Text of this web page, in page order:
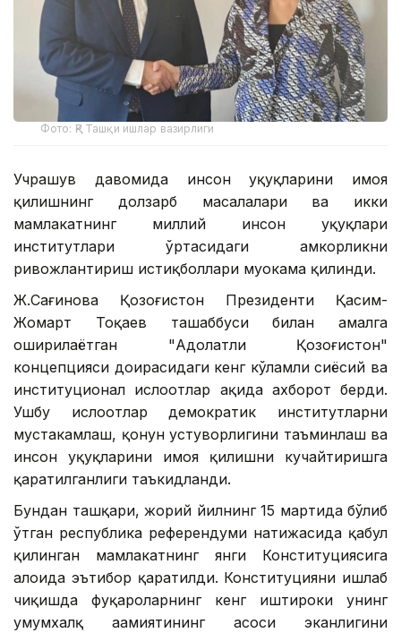
Фото: ҚР Ташқи ишлар вазирлиги
Учрашув давомида инсон ҳуқуқларини ҳимоя
қилишнинг долзарб масалалари ва икки
мамлакатнинг миллий инсон ҳуқуқлари
институтлари ўртасидаги ҳамкорликни
ривожлантириш истиқболлари муҳокама қилинди.
Ж.Сағинова Қозоғистон Президенти Қасим-
Жомарт Тоқаев ташаббуси билан амалга
оширилаётган "Адолатли Қозоғистон"
концепцияси доирасидаги кенг кўламли сиёсий ва
институционал ислоҳотлар ҳақида ахборот берди.
Ушбу ислоҳотлар демократик институтларни
мустаҳкамлаш, қонун устуворлигини таъминлаш ва
инсон ҳуқуқларини ҳимоя қилишни кучайтиришга
қаратилганлиги таъкидланди.
Бундан ташқари, жорий йилнинг 15 мартида бўлиб
ўтган республика референдуми натижасида қабул
қилинган мамлакатнинг янги Конституциясига
алоҳида эътибор қаратилди. Конституцияни ишлаб
чиқишда фуқароларнинг кенг иштироки унинг
умумхалқ аҳамиятининг асоси эканлигини